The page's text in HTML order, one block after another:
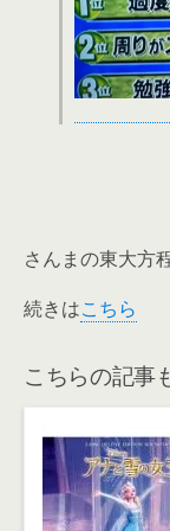
さんまの東大方
続きはこちら
こちらの記事